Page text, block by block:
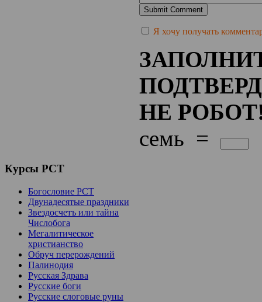
Я хочу получать
НЕ
семь =
Курсы РСТ
Богословие РСТ
Двунадесятые праздники
Звездосчетъ или тайна
Числобога
Мегалитическое
христианство
Обруч перерождений
Палинодия
Русская Здрава
Русские боги
Русские слоговые руны